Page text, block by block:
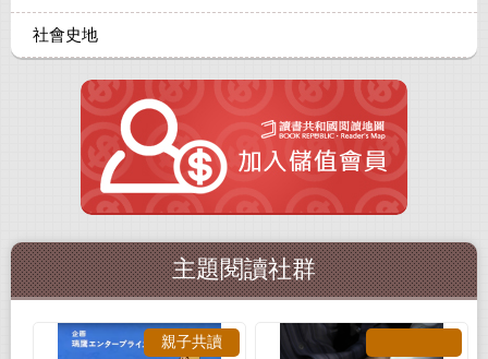
社會史地
主題閱讀社群
親子共讀